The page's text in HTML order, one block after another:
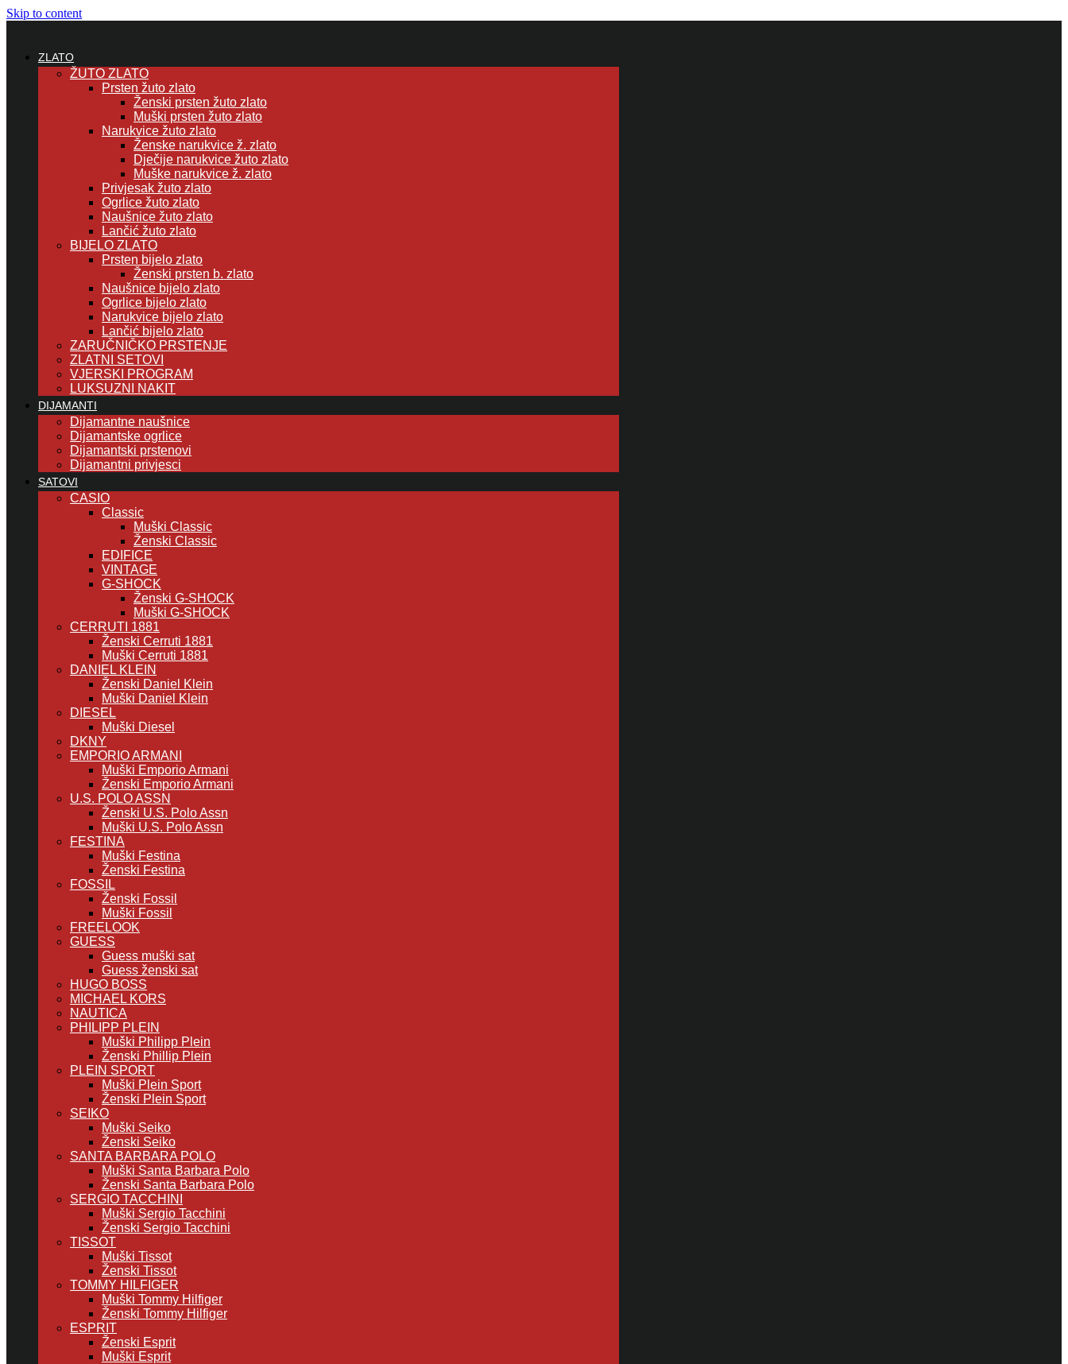
Skip to content
ZLATO
ŽUTO ZLATO
Prsten žuto zlato
Ženski prsten žuto zlato
Muški prsten žuto zlato
Narukvice žuto zlato
Ženske narukvice ž. zlato
Dječije narukvice žuto zlato
Muške narukvice ž. zlato
Privjesak žuto zlato
Ogrlice žuto zlato
Naušnice žuto zlato
Lančić žuto zlato
BIJELO ZLATO
Prsten bijelo zlato
Ženski prsten b. zlato
Naušnice bijelo zlato
Ogrlice bijelo zlato
Narukvice bijelo zlato
Lančić bijelo zlato
ZARUČNIČKO PRSTENJE
ZLATNI SETOVI
VJERSKI PROGRAM
LUKSUZNI NAKIT
DIJAMANTI
Dijamantne naušnice
Dijamantske ogrlice
Dijamantski prstenovi
Dijamantni privjesci
SATOVI
CASIO
Classic
Muški Classic
Ženski Classic
EDIFICE
VINTAGE
G-SHOCK
Ženski G-SHOCK
Muški G-SHOCK
CERRUTI 1881
Ženski Cerruti 1881
Muški Cerruti 1881
DANIEL KLEIN
Ženski Daniel Klein
Muški Daniel Klein
DIESEL
Muški Diesel
DKNY
EMPORIO ARMANI
Muški Emporio Armani
Ženski Emporio Armani
U.S. POLO ASSN
Ženski U.S. Polo Assn
Muški U.S. Polo Assn
FESTINA
Muški Festina
Ženski Festina
FOSSIL
Ženski Fossil
Muški Fossil
FREELOOK
GUESS
Guess muški sat
Guess ženski sat
HUGO BOSS
MICHAEL KORS
NAUTICA
PHILIPP PLEIN
Muški Philipp Plein
Ženski Phillip Plein
PLEIN SPORT
Muški Plein Sport
Ženski Plein Sport
SEIKO
Muški Seiko
Ženski Seiko
SANTA BARBARA POLO
Muški Santa Barbara Polo
Ženski Santa Barbara Polo
SERGIO TACCHINI
Muški Sergio Tacchini
Ženski Sergio Tacchini
TISSOT
Muški Tissot
Ženski Tissot
TOMMY HILFIGER
Muški Tommy Hilfiger
Ženski Tommy Hilfiger
ESPRIT
Ženski Esprit
Muški Esprit